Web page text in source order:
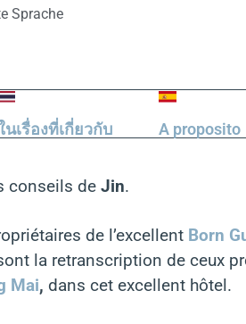
Sprache
นเรื่องที่เกี่ยวกับ A proposito
conseils de Jin.
de l’excellent Born
la retranscription de ceux
Mai, dans cet excellent hôtel.